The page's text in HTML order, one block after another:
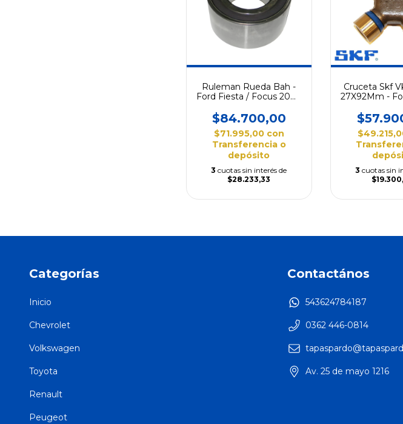
Ruleman Rueda Bah -
Ford Fiesta / Focus 2003
$84.700,00
$71.995,00 con
Transferencia o
depósito
3 cuotas sin interés de
$28.233,33
Cruceta Skf
27X92Mm -
3 cuotas sin
Categorías
Inicio
Chevrolet
Volkswagen
Toyota
Renault
Peugeot
Contactános
543624784187
0362 446-0814
Av. 25 de mayo 1216